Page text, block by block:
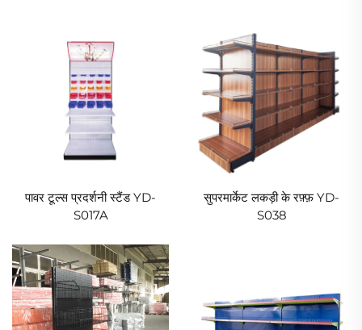
पावर टूल्स प्रदर्शनी स्टैंड YD-
S017A
सुपरमार्केट लकड़ी के रफ़्फ़ YD-
S038